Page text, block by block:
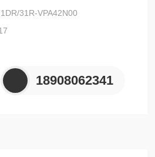
31R-VPA42N00
31R-VPA42N00
18908062341